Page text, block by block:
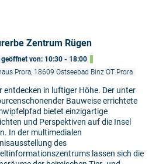
Zentrum Rügen
geöffnet von: 10:30 - 18:00
Prora, 18609 Ostseebad Binz OT Prora
entdecken in luftiger Höhe. Der unter
Bauweise errichtete
bietet einzigartige
und Perspektiven auf die Insel
In der multimedialen
des
lassen sich die